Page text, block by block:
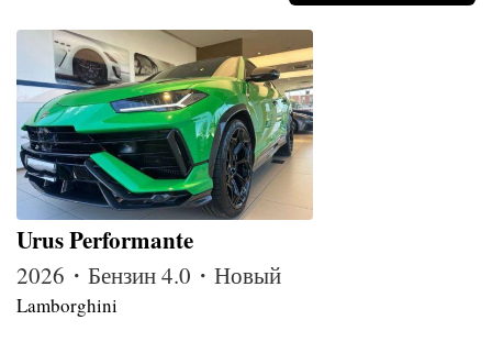
Urus Performante
2026・Бензин 4.0・Новый
Lamborghini